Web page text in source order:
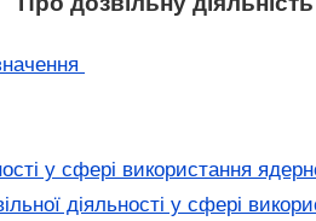
у сфері використання
діяльності у сфері